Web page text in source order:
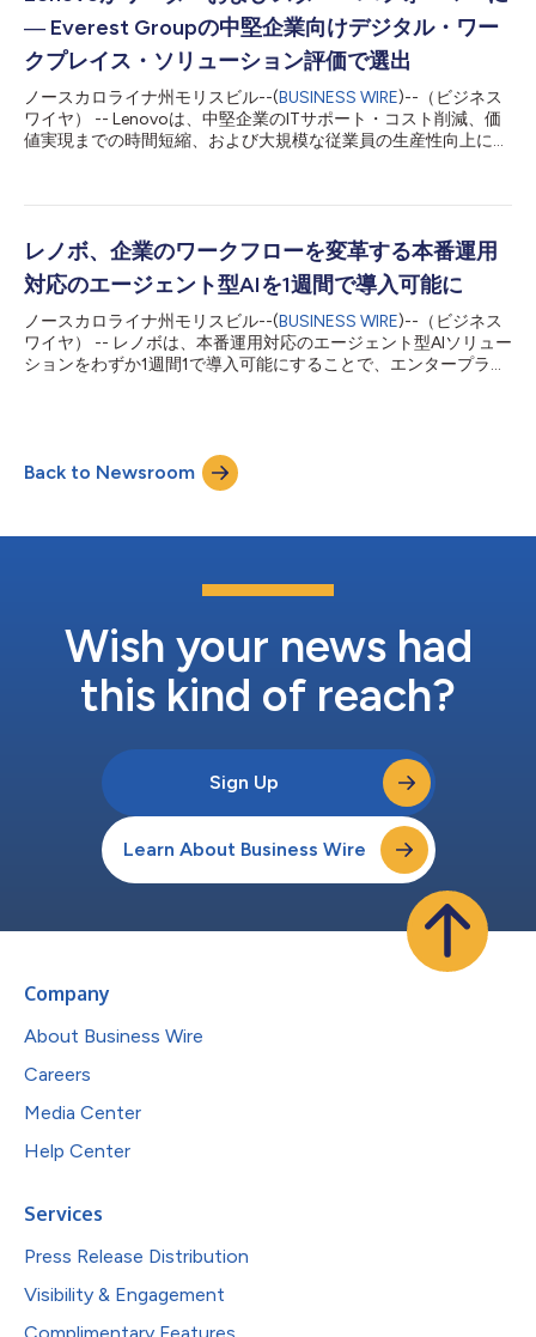
れは、責任の所在が分散していることです。セキュリティー運用
は依然として複数部門に分散され、サイロ化しているため、イン
シデント発生時の対応を組織横断的に調整し、エンド・ツー・エ
ンドで事業継続性を維持するとともに、迅速な復旧を実現するこ
とがますます難しくなっています。 こうした課題に対応するた
め、レノボはグローバルなセキュリティー・サービス・ポートフ
ォリオを拡充し、刷新したサイバー・レジリエンス・フレームワ
― Everest Groupの中堅企業向けデジタル・ワー
クプレイス・ソリューション評価で選出
ノースカロライナ州モリスビル--(BUSINESS WIRE)--（ビジネス
ワイヤ） -- Lenovoは、中堅企業のITサポート・コスト削減、価
値実現までの時間短縮、および大規模な従業員の生産性向上につ
け）」において、リーダーおよびスター・パフォーマーに選出さ
ン（DWS）は、顧客がスピードを向上させ、コストを削減し、
従業員体験を向上させることを可能にします。これにより、新入
社員の生産性達成の時間を最大50%短縮し、従業員満足度を
30%向上させ、エンドユーザーのサポート・コストを最大30%
削減し、さらに問題の最大40%をプロアクティブに解決するこ
とで、ダウンタイムとビジネスの中断を最小限に抑えます1。
Lenovoは、デバイス、サービス、インテリジェンスを、中堅企
レノボ、企業のワークフローを変革する本番運用
対応のエージェント型AIを1週間で導入可能に
ノースカロライナ州モリスビル--(BUSINESS WIRE)--（ビジネス
ワイヤ） -- レノボは、本番運用対応のエージェント型AIソリュー
ションをわずか1週間1で導入可能にすることで、エンタープライ
Signal65による独立した分析によって実際の導入環境で確認され
ています。レノボのKnowledge Super Agentは、ナレッジ関連業
務に費やす時間を30％削減し、従業員1人当たり年間最大120時
アプローチと比較して最大24倍の速さで本番運用に達してお
することが実証されています。これらの成果は導入の速さとAI活
用効率の改善を反映したものであり、1つ1つのインタラクション
AI Advantage ™の一部としてLenov...
Back to Newsroom
Wish your news had
this kind of reach?
Sign Up
Learn About Business Wire
Company
About Business Wire
Careers
Media Center
Help Center
Services
Press Release Distribution
Visibility & Engagement